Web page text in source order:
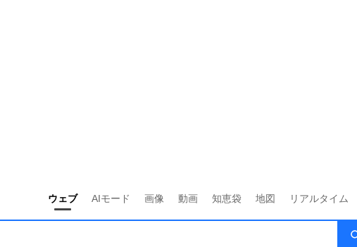
ウェブ AIモード 画像 動画 知恵袋 地図 リアルタイム